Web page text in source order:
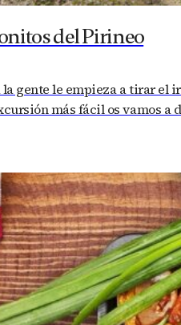
del Pirineo
gente le empieza a tirar el
más fácil os vamos a